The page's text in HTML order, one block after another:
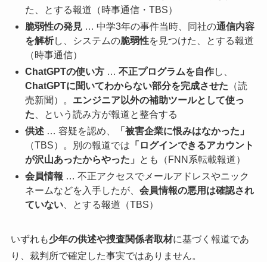
た、とする報道（時事通信・TBS）
脆弱性の発見… 中学3年の事件当時、同社の通信内容
を解析し、システムの脆弱性を見つけた、とする報道
（時事通信）
ChatGPTの使い方… 不正プログラムを自作し、
ChatGPTに聞いてわからない部分を完成させた （読
売新聞）。 エンジニア以外の補助ツールとして使っ
た、という読み方が報道と整合する
供述… 容疑を認め、
「被害企業に恨みはなかった」
（TBS）。別の報道では 「ログインできるアカウント
が沢山あったからやった」
とも（FNN系転載報道）
会員情報 … 不正アクセスでメールアドレスやニック
ネームなどを入手したが、 会員情報の悪用は確認され
ていない、とする報道（TBS）
いずれも少年の供述や捜査関係者取材に基づく報道であ
り、裁判所で確定した事実ではありません。